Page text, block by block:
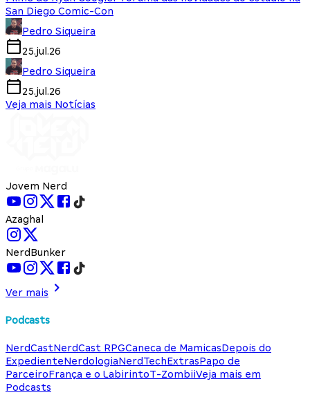
San Diego Comic-Con
Pedro Siqueira
25.jul.26
Pedro Siqueira
25.jul.26
Veja mais Notícias
Jovem Nerd
Azaghal
NerdBunker
Ver mais
Podcasts
NerdCastNerdCast RPGCaneca de MamicasDepois do
ExpedienteNerdologiaNerdTechExtrasPapo de
ParceiroFrança e o LabirintoT-ZombiiVeja mais em
Podcasts